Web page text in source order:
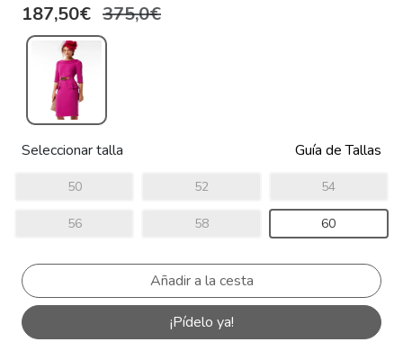
187,50€ 375,0€
Seleccionar talla Guía de Tallas
50 52 54
56 58 60
¡Pídelo ya!